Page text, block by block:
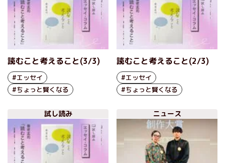
読むこと考えること(3/3)
#エッセイ
#ちょっと賢くなる
読むこと考えること(2/3)
#エッセイ
#ちょっと賢くなる
試し読み ニュース